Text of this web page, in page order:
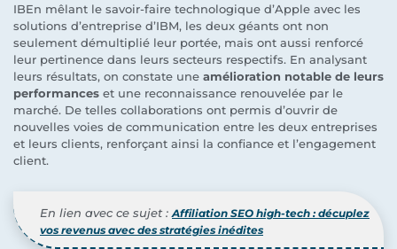
IBEn mêlant le savoir-faire technologique d’Apple avec les
solutions d’entreprise d’IBM, les deux géants ont non
seulement démultiplié leur portée, mais ont aussi renforcé
leur pertinence dans leurs secteurs respectifs. En analysant
leurs résultats, on constate une amélioration notable de leurs
performances et une reconnaissance renouvelée par le
marché. De telles collaborations ont permis d’ouvrir de
nouvelles voies de communication entre les deux entreprises
et leurs clients, renforçant ainsi la confiance et l’engagement
client.
En lien avec ce sujet : Affiliation SEO high-tech : décuplez
vos revenus avec des stratégies inédites